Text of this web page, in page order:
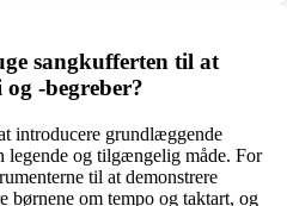
sangkufferten til at
-begreber?
introducere grundlæggende
legende og tilgængelig måde. For
til at demonstrere
børnene om tempo og taktart, og